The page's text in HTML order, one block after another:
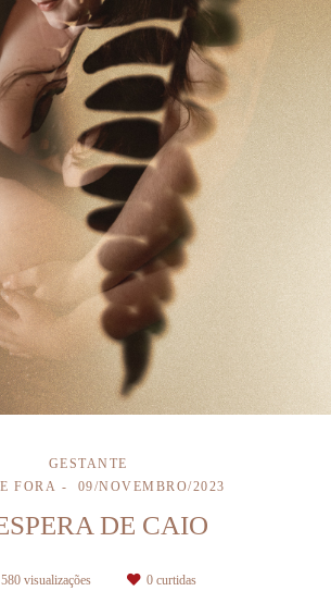
GESTANTE
FORA
09/NOVEMBRO/2023
DE CAIO
580 visualizações 0 curtidas